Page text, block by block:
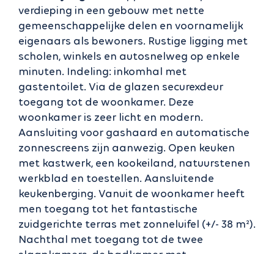
verdieping in een gebouw met nette
gemeenschappelijke delen en voornamelijk
eigenaars als bewoners. Rustige ligging met
scholen, winkels en autosnelweg op enkele
minuten. Indeling: inkomhal met
gastentoilet. Via de glazen securexdeur
toegang tot de woonkamer. Deze
woonkamer is zeer licht en modern.
Aansluiting voor gashaard en automatische
zonnescreens zijn aanwezig. Open keuken
met kastwerk, een kookeiland, natuurstenen
werkblad en toestellen. Aansluitende
keukenberging. Vanuit de woonkamer heeft
men toegang tot het fantastische
zuidgerichte terras met zonneluifel (+/- 38 m²).
Nachthal met toegang tot de twee